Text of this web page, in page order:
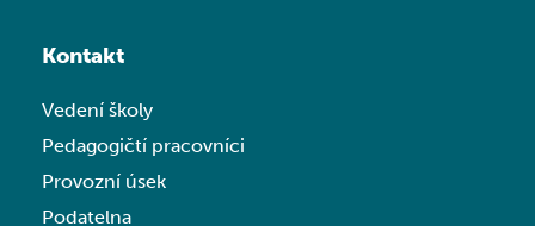
Kontakt
Vedení školy
Pedagogičtí pracovníci
Provozní úsek
Podatelna